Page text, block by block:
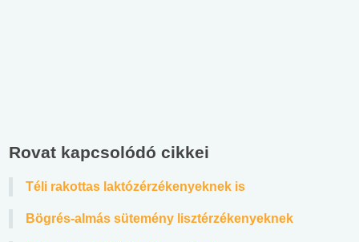
Rovat kapcsolódó cikkei
Téli rakottas laktózérzékenyeknek is
Bögrés-almás sütemény lisztérzékenyeknek